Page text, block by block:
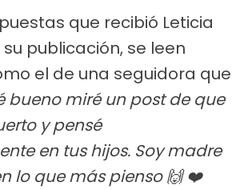
que recibió Leticia
publicación, se leen
el de una seguidora que
bueno miré un post de que
y pensé
en tus hijos. Soy madre
lo que más pienso 🙌 ❤️